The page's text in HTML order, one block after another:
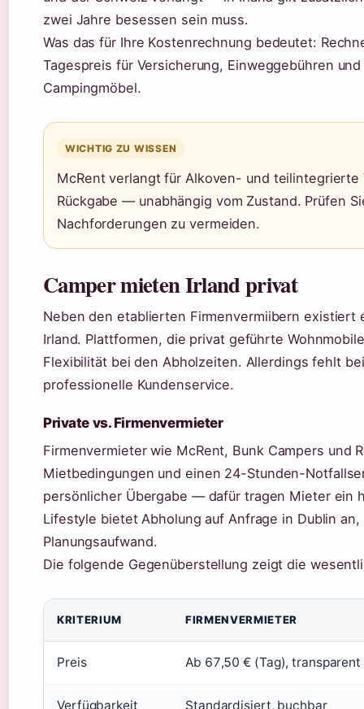
zwei Jahre besessen sein muss.
Was das für Ihre Kostenrechnung bedeutet:
Tagespreis für Versicherung, Einweggebühren
Campingmöbel.
WICHTIG ZU WISSEN
McRent verlangt für Alkoven- und
Rückgabe — unabhängig vom Zustand. Prüfen
Nachforderungen zu vermeiden.
Camper mieten Irland privat
Neben den etablierten Firmenvermiibern existiert
Irland. Plattformen, die privat geführte
Flexibilität bei den Abholzeiten. Allerdings fehlt
professionelle Kundenservice.
Private vs. Firmenvermieter
Firmenvermieter wie McRent, Bunk Campers
Mietbedingungen und einen 24-Stunden-
persönlicher Übergabe — dafür tragen Mieter ein
Lifestyle bietet Abholung auf Anfrage in Dublin
Planungsaufwand.
Die folgende Gegenüberstellung zeigt die
KRITERIUM FIRMENVERMIETER
Preis Ab 67,50 € (Tag), transparent
Verfügbarkeit Standardisiert, buchbar